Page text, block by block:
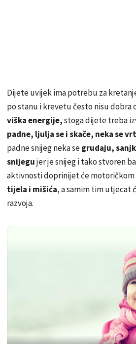
Dijete uvijek ima potrebu za
po stanu i krevetu često nisu dobra
viška energije,stoga dijete treba
padne, ljulja se i skače, neka se
padne snijeg neka segrudaju,
snijegujer je snijeg i tako stvoren
aktivnosti doprinijet će motoričkom
tijela i mišića, a samim tim utjecat
razvoja.